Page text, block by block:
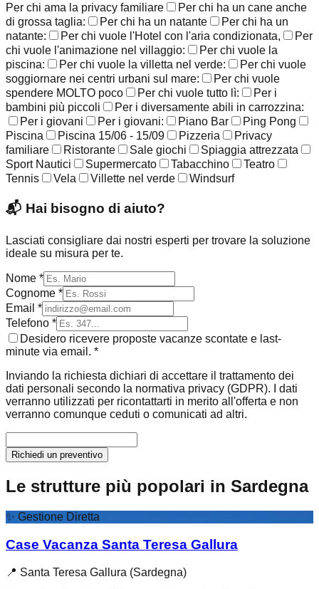
Per chi ama la privacy familiare
Per chi ha un cane anche
di grossa taglia:
Per chi ha un natante
Per chi ha un
natante:
Per chi vuole l'Hotel con l'aria condizionata,
Per
chi vuole l'animazione nel villaggio:
Per chi vuole la
piscina:
Per chi vuole la villetta nel verde:
Per chi vuole
soggiornare nei centri urbani sul mare:
Per chi vuole
spendere MOLTO poco
Per chi vuole tutto lì:
Per i
bambini più piccoli
Per i diversamente abili in carrozzina:
Per i giovani
Per i giovani: Piano Bar
Ping Pong
Piscina
Piscina 15/06 - 15/09 Pizzeria
Privacy
familiare
Ristorante Sale giochi
Spiaggia attrezzata
Sport Nautici
Supermercato Tabacchino
Teatro
Tennis
Vela Villette nel verde Windsurf
📬 Hai bisogno di aiuto?
Lasciati consigliare dai nostri esperti per trovare la soluzione
ideale su misura per te.
Nome *
Cognome *
Email *
Telefono *
Desidero ricevere proposte vacanze scontate e last-
minute via email. *
Inviando la richiesta dichiari di accettare il trattamento dei
dati personali secondo la normativa privacy (GDPR). I dati
verranno utilizzati per ricontattarti in merito all'offerta e non
verranno comunque ceduti o comunicati ad altri.
Richiedi un preventivo
Le strutture più popolari in Sardegna
✨ Gestione Diretta
Case Vacanza Santa Teresa Gallura
📍 Santa Teresa Gallura (Sardegna)